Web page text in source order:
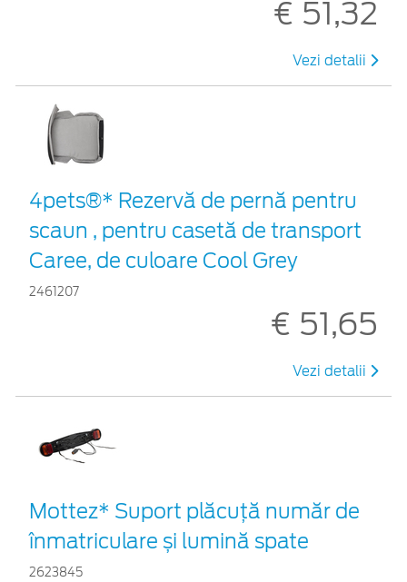
€ 51,32
Vezi detalii
4pets®* Rezervă de pernă pentru
scaun , pentru casetă de transport
Caree, de culoare Cool Grey
2461207
€ 51,65
Vezi detalii
Mottez* Suport plăcuță număr de
înmatriculare și lumină spate
2623845